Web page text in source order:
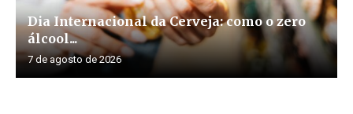
Dia Internacional da Cerveja: como o zero
álcool...
7 de agosto de 2026